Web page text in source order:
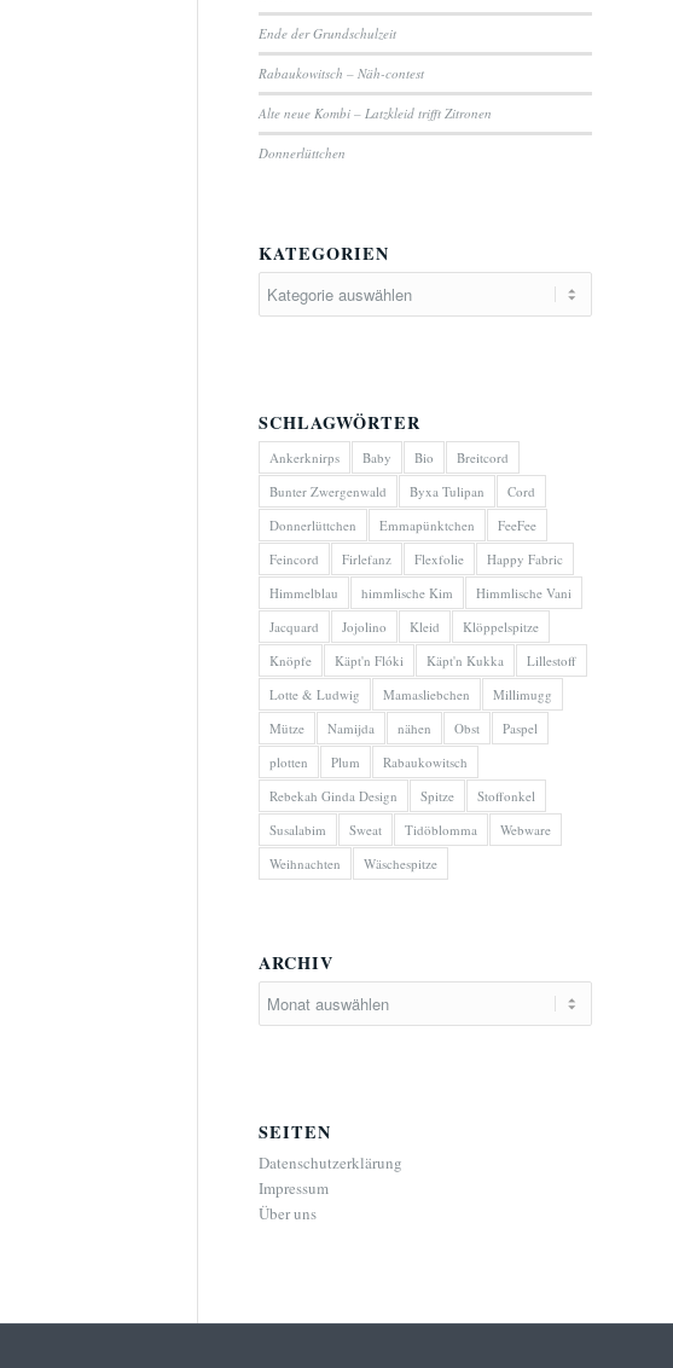
Ende der Grundschulzeit
Rabaukowitsch – Näh-contest
Alte neue Kombi – Latzkleid trifft Zitronen
Donnerlüttchen
KATEGORIEN
SCHLAGWÖRTER
Ankerknirps Baby Bio
Breitcord
Bunter Zwergenwald
Byxa Tulipan
Cord
Donnerlüttchen
Emmapünktchen
FeeFee
Feincord
Firlefanz Flexfolie
Happy Fabric
Himmelblau
himmlische Kim
Himmlische Vani
Jacquard
Jojolino Kleid
Klöppelspitze
Knöpfe
Käpt'n Flóki Käpt'n Kukka
Lillestoff
Lotte & Ludwig
Mamasliebchen
Millimugg
Mütze
Namijda nähen Obst
Paspel
plotten
Plum
Rabaukowitsch
Rebekah Ginda Design
Spitze
Stoffonkel
Susalabim
Sweat Tidöblomma
Webware
Weihnachten
Wäschespitze
ARCHIV
SEITEN
Datenschutzerklärung
Impressum
Über uns